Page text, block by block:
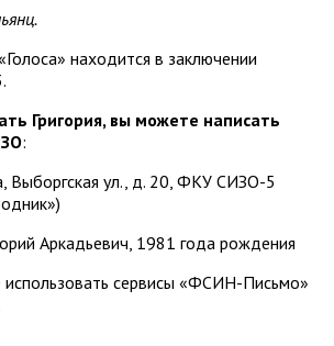
находится в заключении
Григория, вы можете написать
:
Выборгская ул., д. 20, ФКУ СИЗО-5
Аркадьевич, 1981 года рождения
сервисы «ФСИН-Письмо»